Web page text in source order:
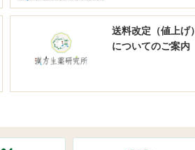
送料改定（値上げ）
についてのご案内